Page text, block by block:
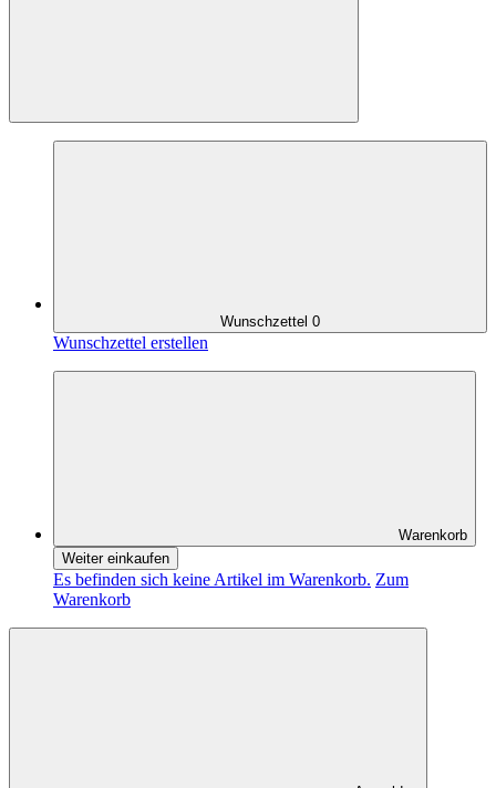
Wunschzettel 0
Wunschzettel erstellen
Warenkorb
Weiter einkaufen
Es befinden sich keine Artikel im Warenkorb. Zum
Warenkorb